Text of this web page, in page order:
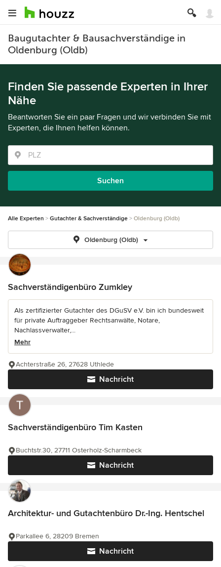
Baugutachter & Bausachverständige in
Oldenburg (Oldb)
Finden Sie passende Experten in Ihrer
Nähe
Beantworten Sie ein paar Fragen und wir verbinden Sie mit
Experten, die Ihnen helfen können.
Suchen
Alle Experten Gutachter & Sachverständige Oldenburg (Oldb)
Oldenburg (Oldb)
Sachverständigenbüro Zumkley
Als zertifizierter Gutachter des DGuSV e.V. bin ich bundesweit
für private Auftraggeber Rechtsanwälte, Notare,
Nachlassverwalter,...
Mehr
Nachricht
Achterstraße 26, 27628 Uthlede
Sachverständigenbüro Tim Kasten
Nachricht
Buchtstr.30, 27711 Osterholz-Scharmbeck
Architektur- und Gutachtenbüro Dr.-Ing. Hentschel
Nachricht
Parkallee 6, 28209 Bremen